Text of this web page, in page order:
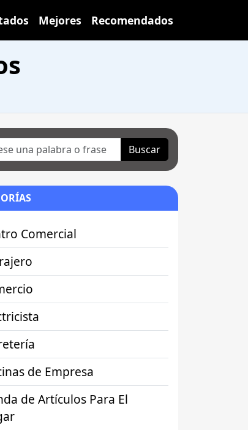
Mejores Recomendados
Buscar
Comercial
de Empresa
de Artículos Para El